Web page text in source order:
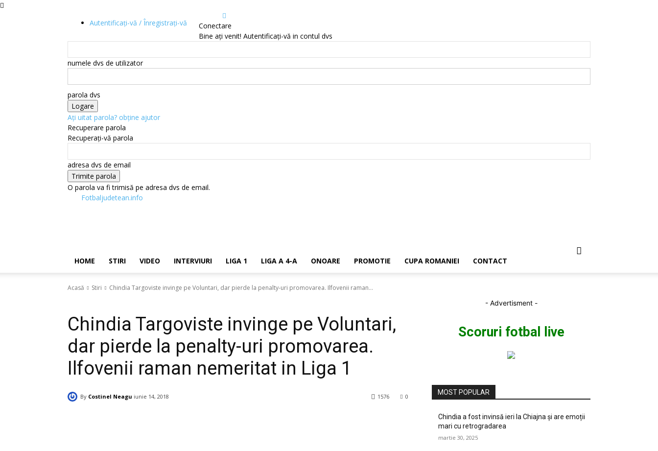
Autentificați-vă / Înregistrați-vă
Conectare
Bine ați venit! Autentificați-vă in contul dvs
numele dvs de utilizator
parola dvs
Ați uitat parola? obține ajutor
Recuperare parola
Recuperați-vă parola
adresa dvs de email
O parola va fi trimisă pe adresa dvs de email.
Fotbaljudetean.info
HOME STIRI VIDEO INTERVIURI LIGA 1 LIGA A 4-A ONOARE PROMOTIE CUPA ROMANIEI CONTACT
Acasă Stiri Chindia Targoviste invinge pe Voluntari, dar pierde la penalty-uri promovarea. Ilfovenii raman...
Chindia Targoviste invinge pe Voluntari,
dar pierde la penalty-uri promovarea.
Ilfovenii raman nemeritat in Liga 1
By Costinel Neagu iunie 14, 2018 0
1576
- Advertisment -
Scoruri fotbal live
MOST POPULAR
Chindia a fost invinsă ieri la Chiajna și are emoții
mari cu retrogradarea
martie 30, 2025